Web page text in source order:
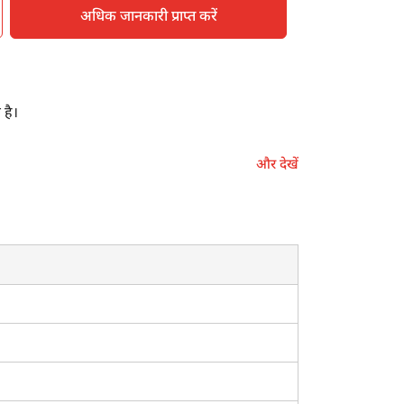
अधिक जानकारी प्राप्त करें
बुवाई एवं रोपाई के लिए मिट्टी तैयार करने के लिएऔर देखें